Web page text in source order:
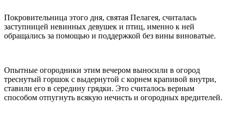
Покровительница этого дня, святая Пелагея, считалась
заступницей невинных девушек и птиц, именно к ней
обращались за помощью и поддержкой без вины виноватые.
Опытные огородники этим вечером выносили в огород
треснутый горшок с выдернутой с корнем крапивой внутри,
ставили его в середину грядки. Это считалось верным
способом отпугнуть всякую нечисть и огородных вредителей.